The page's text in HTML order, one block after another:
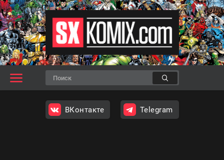
ВКонтакте Telegram